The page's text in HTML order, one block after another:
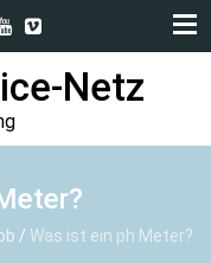
Netz
/ Was ist ein ph Meter?